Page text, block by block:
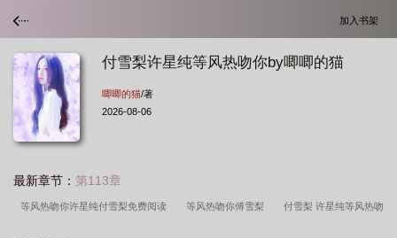
加入书架
付雪梨许星纯等风热吻你by唧唧的猫
唧唧的猫/著
2026-08-06
最新章节： 第113章
等风热吻你许星纯付雪梨免费阅读 等风热吻你傅雪梨 付雪梨 许星纯等风热吻